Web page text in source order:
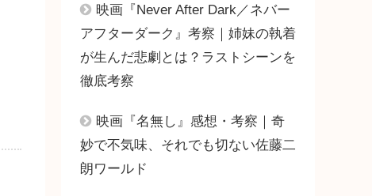
映画『Never After Dark／ネバー
アフターダーク』考察｜姉妹の執着
が生んだ悲劇とは？ラストシーンを
徹底考察
映画『名無し』感想・考察｜奇
妙で不気味、それでも切ない佐藤二
朗ワールド